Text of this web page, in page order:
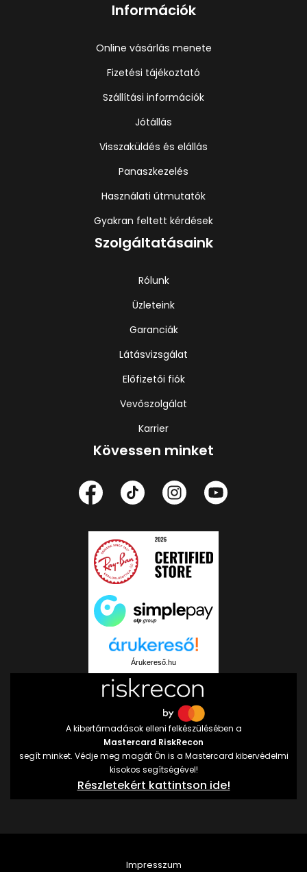
Információk
Online vásárlás menete
Fizetési tájékoztató
Szállítási információk
Jótállás
Visszaküldés és elállás
Panaszkezelés
Használati útmutatók
Gyakran feltett kérdések
Szolgáltatásaink
Rólunk
Üzleteink
Garanciák
Látásvizsgálat
Előfizetői fiók
Vevőszolgálat
Karrier
Kövessen minket
Árukereső.hu
A kibertámadások elleni felkészülésében a
Mastercard RiskRecon
segít minket. Védje meg magát Ön is a Mastercard kibervédelmi
kisokos segítségével!
Részletekért kattintson ide!
Impresszum